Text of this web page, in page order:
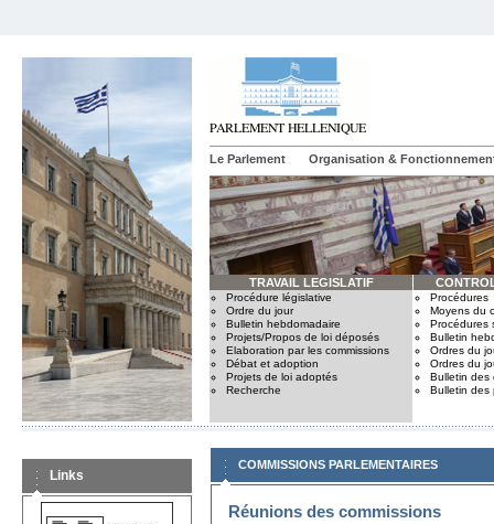
Le Parlement Organisation &
TRAVAIL LEGISLATIF
Procédure législative
Ordre du jour
Bulletin hebdomadaire
Projets/Propos de loi déposés
Elaboration par les commissions
Débat et adoption
Projets de loi adoptés
Recherche
Procédures
Moyens du
Procédures
Bulletin
Ordres du
Ordres du
Bulletin des
Bulletin des
Links
COMMISSIONS PARLEMENTAIRES
Réunions des commissions